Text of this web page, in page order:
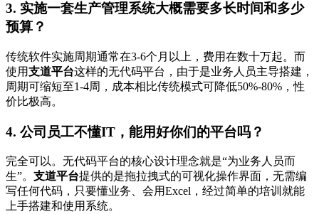
3. 实施一套生产管理系统大概需要多长时间和多少
预算？
传统软件实施周期通常在3-6个月以上，费用在数十万起。而
使用支道平台这样的无代码平台，由于是业务人员主导搭建，
周期可缩短至1-4周，成本相比传统模式可降低50%-80%，性
价比极高。
4. 公司员工不懂IT，能用好你们的平台吗？
完全可以。无代码平台的核心设计理念就是“为业务人员而
生”。 支道平台提供的是拖拉拽式的可视化操作界面，无需编
写任何代码，只要懂业务、会用Excel，经过简单的培训就能
上手搭建和使用系统。